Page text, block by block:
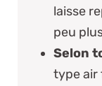
laisse
peu
Selon
typeair